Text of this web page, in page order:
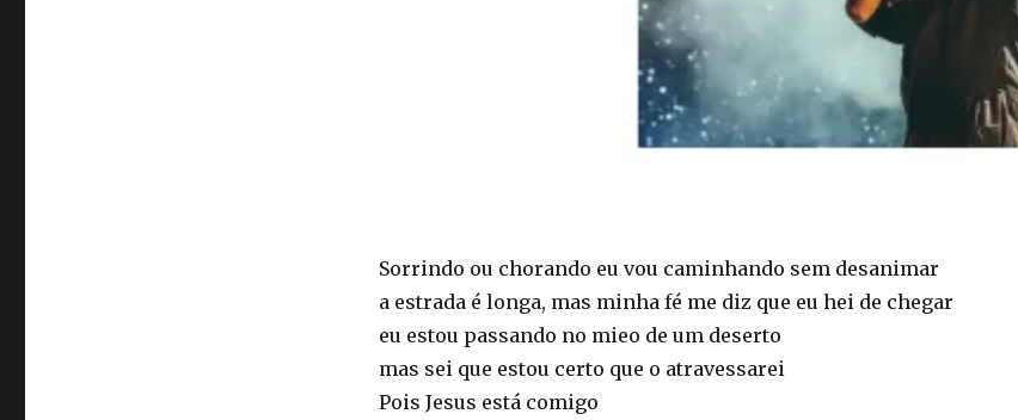
Sorrindo ou chorando eu vou caminhando sem desanimar
a estrada é longa, mas minha fé me diz que eu hei de chegar
eu estou passando no mieo de um deserto
mas sei que estou certo que o atravessarei
Pois Jesus está comigo